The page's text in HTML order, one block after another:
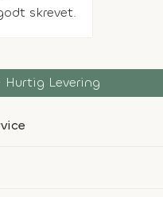
skrevet.
Hurtig Levering